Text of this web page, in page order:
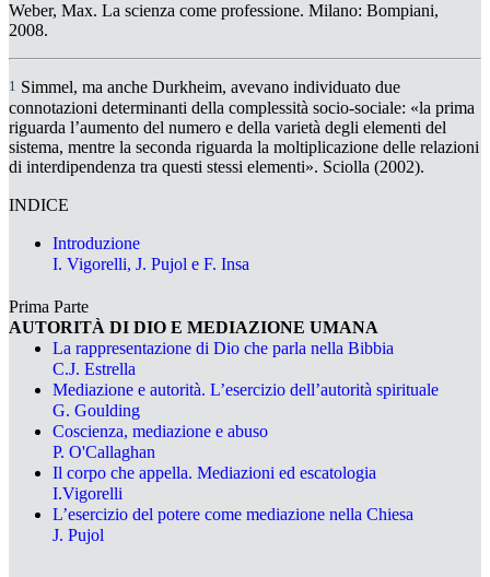
Weber, Max. La scienza come professione. Milano: Bompiani,
2008.
1 Simmel, ma anche Durkheim, avevano individuato due
connotazioni determinanti della complessità socio-sociale: «la prima
riguarda l’aumento del numero e della varietà degli elementi del
sistema, mentre la seconda riguarda la moltiplicazione delle relazioni
di interdipendenza tra questi stessi elementi». Sciolla (2002).
INDICE
Introduzione
I. Vigorelli, J. Pujol e F. Insa
Prima Parte
AUTORITÀ DI DIO E MEDIAZIONE UMANA
La rappresentazione di Dio che parla nella Bibbia
C.J. Estrella
Mediazione e autorità. L’esercizio dell’autorità spirituale
G. Goulding
Coscienza, mediazione e abuso
P. O'Callaghan
Il corpo che appella. Mediazioni ed escatologia
I.Vigorelli
L’esercizio del potere come mediazione nella Chiesa
J. Pujol